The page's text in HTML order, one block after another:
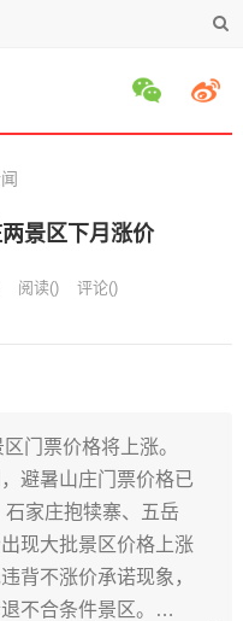
景区下月涨价
阅读() 评论()
门票价格将上涨。
避暑山庄门票价格已
家庄抱犊寨、五岳
现大批景区价格上涨
背不涨价承诺现象，
不合条件景区。…